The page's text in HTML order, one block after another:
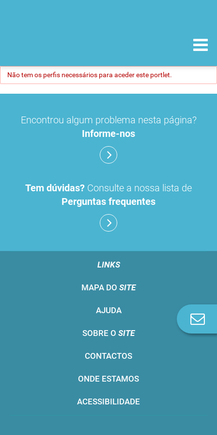
Não tem os perfis necessários para aceder este portlet.
Encontrou algum problema nesta página?
Informe-nos
Tem dúvidas? Consulte a nossa lista de
Perguntas frequentes
LINKS
MAPA DO SITE
AJUDA
SOBRE O SITE
CONTACTOS
ONDE ESTAMOS
ACESSIBILIDADE